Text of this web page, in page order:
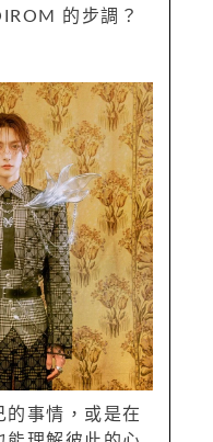
的步調？
的事情，或是在